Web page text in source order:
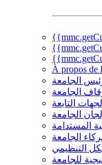
À propos de
الجامعة
الجامعة
التابعة
الجامعة
المستدامة
الجامعة
التنظيمي
للجامعة